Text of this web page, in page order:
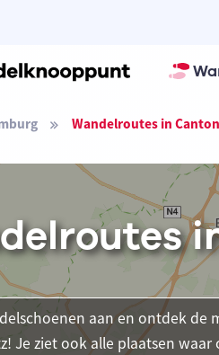
Wandelroutes in
aan en ontdek
Je ziet ook alle plaatsen